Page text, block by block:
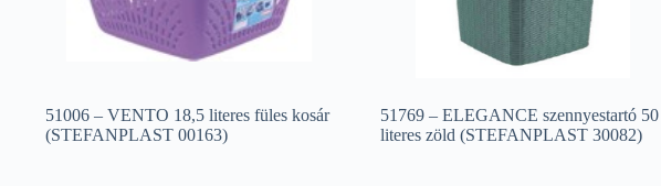
51006 – VENTO 18,5 literes füles kosár
(STEFANPLAST 00163)
51769 – ELEGANCE szennyestartó 50
literes zöld (STEFANPLAST 30082)